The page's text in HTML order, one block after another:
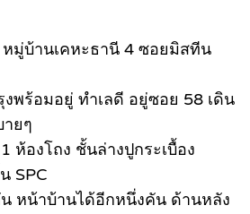
มู่บ้านเคหะธานี 4 ซอยมิสทีน
งพร้อมอยู่ ทำเลดี อยู่ซอย 58 เดิน
ยๆ
ห้องโถง ชั้นล่างปูกระเบื้อง
SPC
หน้าบ้านได้อีกหนึ่งคัน ด้านหลัง